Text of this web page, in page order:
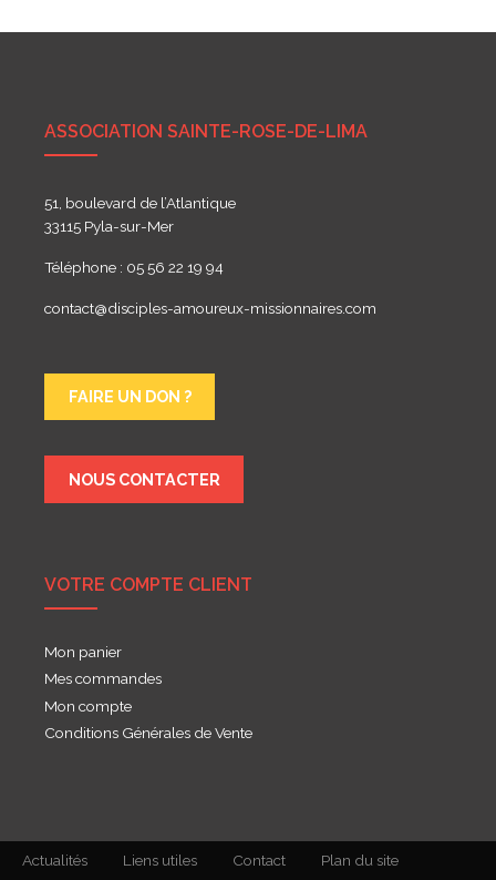
l’article
ASSOCIATION SAINTE-ROSE-DE-LIMA
51, boulevard de l’Atlantique
33115 Pyla-sur-Mer
Téléphone : 05 56 22 19 94
contact@disciples-amoureux-missionnaires.com
FAIRE UN DON ?
NOUS CONTACTER
VOTRE COMPTE CLIENT
Mon panier
Mes commandes
Mon compte
Conditions Générales de Vente
Actualités Liens utiles Contact Plan du site